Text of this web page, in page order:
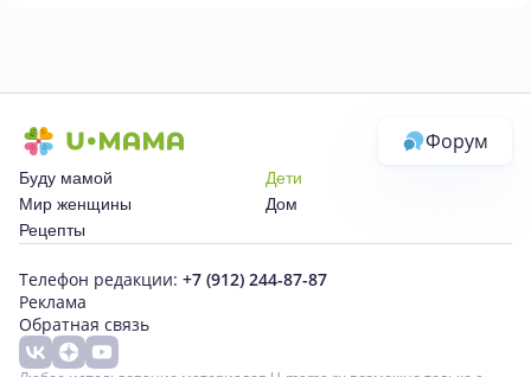
Форум
Буду мамой
Дети
Мир женщины
Дом
Рецепты
Телефон редакции: +7 (912) 244-87-87
Реклама
Обратная связь